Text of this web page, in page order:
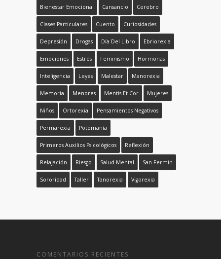
Bienestar Emocional Cansancio Cerebro
Clases Particulares Cuento Curiosidades
Depresión Drogas Día Del Libro Ebriorexia
Emociones Estrés Feminismo Hormonas
Inteligencia Leyes Malestar Manorexia
Memoria Menores Mentis Et Cor Mujeres
Niños Ortorexia Pensamientos Negativos
Permarexia Potomanía
Primeros Auxilios Psicológicos Reflexión
Relajación Riesgo Salud Mental San Fermín
Sororidad Taller Tanorexia Vigorexia
COMENTARIOS RECIENTES